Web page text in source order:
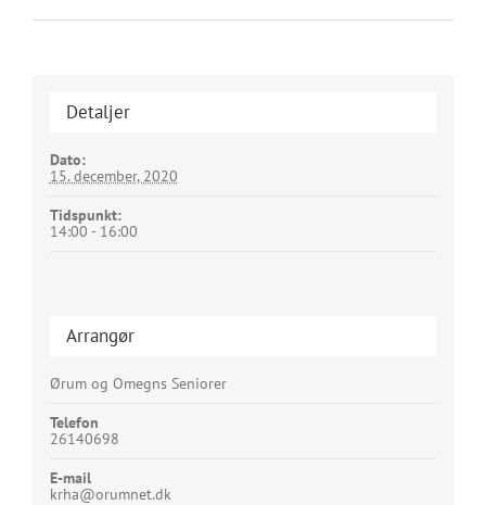
Detaljer
Dato:
15. december, 2020
Tidspunkt:
14:00 - 16:00
Arrangør
Ørum og Omegns Seniorer
Telefon
26140698
E-mail
krha@orumnet.dk